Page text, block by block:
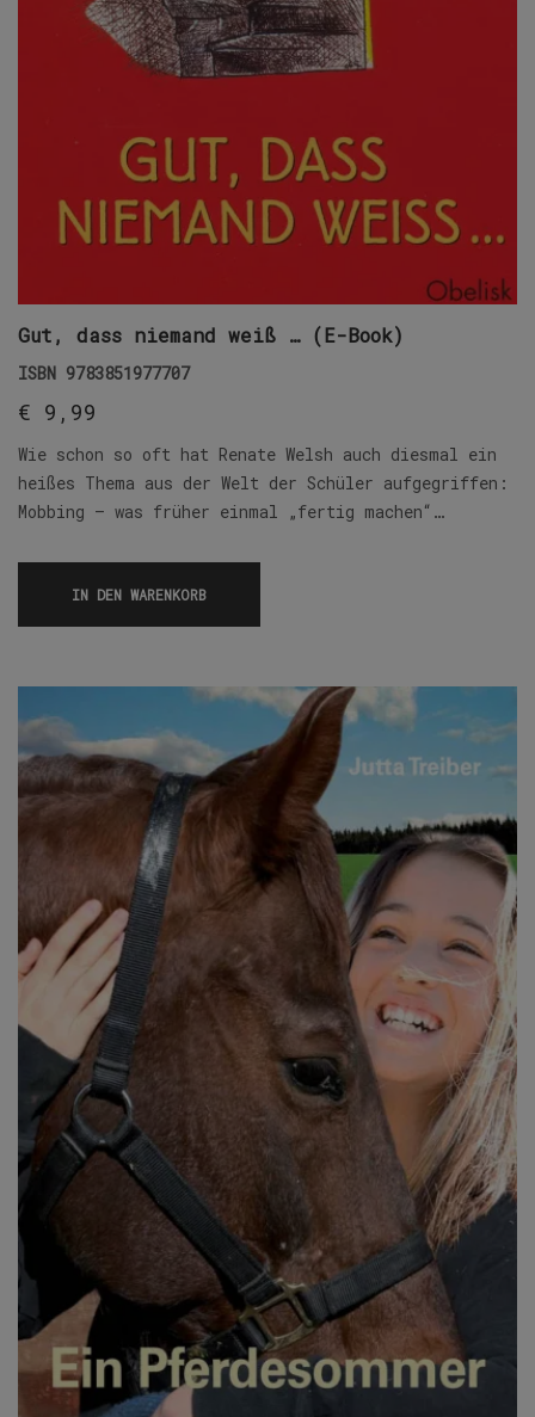
Gut, dass niemand weiß … (E-Book)
ISBN 9783851977707
€ 9,99
Wie schon so oft hat Renate Welsh auch diesmal ein
heißes Thema aus der Welt der Schüler aufgegriffen:
Mobbing – was früher einmal „fertig machen“…
IN DEN WARENKORB